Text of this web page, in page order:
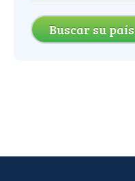
Buscar su país